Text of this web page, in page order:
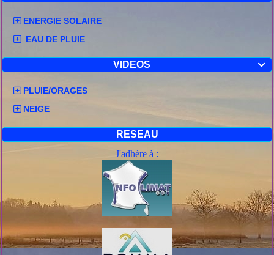
ENERGIE SOLAIRE
EAU DE PLUIE

VIDEOS
PLUIE/ORAGES
NEIGE
RESEAU
J'adhère à :
Haute Savoie
froid sensible, une perturbation va gagner la
relevées en début d'après-midi de lundi sont
Le redoux associé à l'arrivée de la perturbation
va gagner assez rapidement une large moitié
sud de la région. Son extension jusqu'au nord
de la région est plus difficile à prévoir dans le
détail, et les précipitations pourront s'y produire
sous forme de neige, pluie verglaçante ou
granule de glace.
Sur l'est de l'Ain et la Haute Savoie, on attend
de la neige jusqu'en plaine avec un redoux
tardif en mi-journée de mardi ou après-midi de